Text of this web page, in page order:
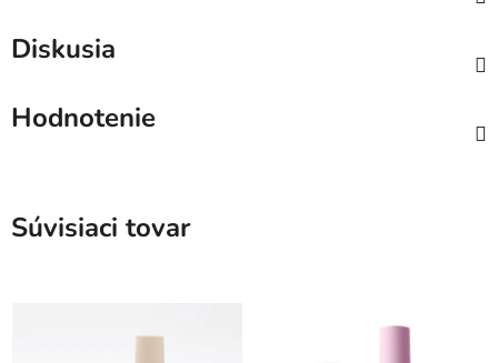
Diskusia
Hodnotenie
Súvisiaci tovar